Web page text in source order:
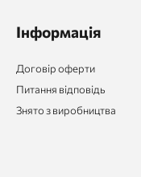
Інформація
Договір оферти
Питання відповідь
Знято з виробництва